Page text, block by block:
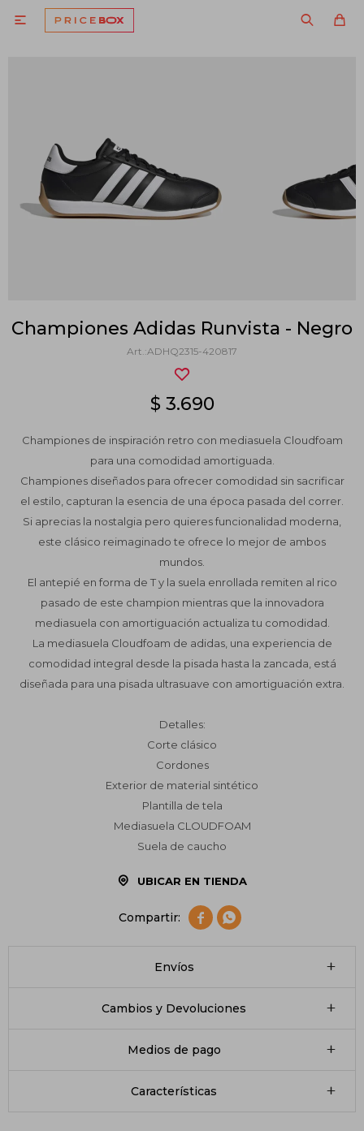

Championes Adidas Runvista - Negro
ADHQ2315-420817
$ 3.690
Championes de inspiración retro con mediasuela Cloudfoam
para una comodidad amortiguada.
Championes diseñados para ofrecer comodidad sin sacrificar
el estilo, capturan la esencia de una época pasada del correr.
Si aprecias la nostalgia pero quieres funcionalidad moderna,
este clásico reimaginado te ofrece lo mejor de ambos
mundos.
El antepié en forma de T y la suela enrollada remiten al rico
pasado de este champion mientras que la innovadora
mediasuela con amortiguación actualiza tu comodidad.
La mediasuela Cloudfoam de adidas, una experiencia de
comodidad integral desde la pisada hasta la zancada, está
diseñada para una pisada ultrasuave con amortiguación extra.
Detalles:
Corte clásico
Cordones
Exterior de material sintético
Plantilla de tela
Mediasuela CLOUDFOAM
Suela de caucho
UBICAR EN TIENDA
 
Envíos
Cambios y Devoluciones
Medios de pago
Características